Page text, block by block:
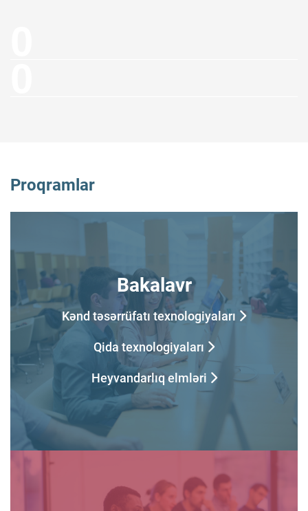
Proqramlar
Bakalavr
Kənd təsərrüfatı texnologiyaları
Qida texnologiyaları
Heyvandarlıq elmləri